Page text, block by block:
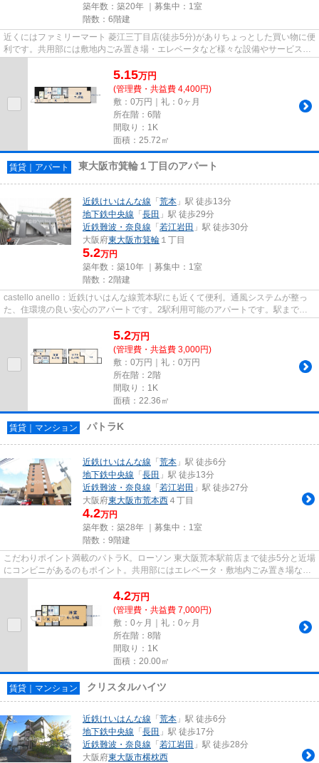
築年数：築20年 ｜募集中： 1室
階数：6階建
近くにはファミリーマート 菱江三丁目店(徒歩5分)がありちょっとした買い物に便
利です。共用部には敷地内ごみ置き場・エレベータなど様々な設備やサービスが
揃っているので便利です。...
5.15万円
(管理費・共益費 4,400円)
敷：0万円｜礼：0ヶ月
所在階：6階
間取り：1K
面積：25.72㎡
賃貸｜アパート 東大阪市箕輪１丁目のアパート
近鉄けいはんな線 「荒本 」駅 徒歩13分
地下鉄中央線 「長田 」駅 徒歩29分
近鉄難波・奈良線 「若江岩田 」駅 徒歩30分
大阪府東大阪市箕輪 １丁目
5.2万円
築年数：築10年 ｜募集中： 1室
階数：2階建
castello anello：近鉄けいはんな線荒本駅にも近くて便利。通風システムが整っ
た、住環境の良い安心のアパートです。2駅利用可能のアパートです。駅まで歩
いて13分ほどの、魅力的な立...
5.2万円
(管理費・共益費 3,000円)
敷：0万円｜礼：0万円
所在階：2階
間取り：1K
面積：22.36㎡
賃貸｜マンション パトラK
近鉄けいはんな線 「荒本 」駅 徒歩6分
地下鉄中央線 「長田 」駅 徒歩13分
近鉄難波・奈良線 「若江岩田 」駅 徒歩27分
大阪府東大阪市荒本西 ４丁目
4.2万円
築年数：築28年 ｜募集中： 1室
階数：9階建
こだわりポイント満載のパトラK。ローソン 東大阪荒本駅前店まで徒歩5分と近場
にコンビニがあるのもポイント。共用部にはエレベータ・敷地内ごみ置き場など
様々な設備やサービスが揃っ...
4.2万円
(管理費・共益費 7,000円)
敷：0ヶ月｜礼：0ヶ月
所在階：8階
間取り：1K
面積：20.00㎡
賃貸｜マンション クリスタルハイツ
近鉄けいはんな線 「荒本 」駅 徒歩6分
地下鉄中央線 「長田 」駅 徒歩17分
近鉄難波・奈良線 「若江岩田 」駅 徒歩28分
大阪府東大阪市横枕西